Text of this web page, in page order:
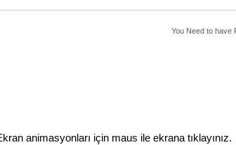
You Need to have
animasyonları için maus ile ekrana tıklayınız.